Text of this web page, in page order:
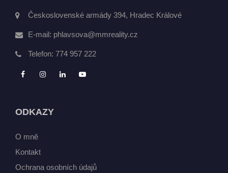
Československé armády 394, Hradec Králové
E-mail: phlavsova@mmreality.cz
Telefon: 774 957 222
ODKAZY
O mně
Kontakt
Ochrana osobních údajů